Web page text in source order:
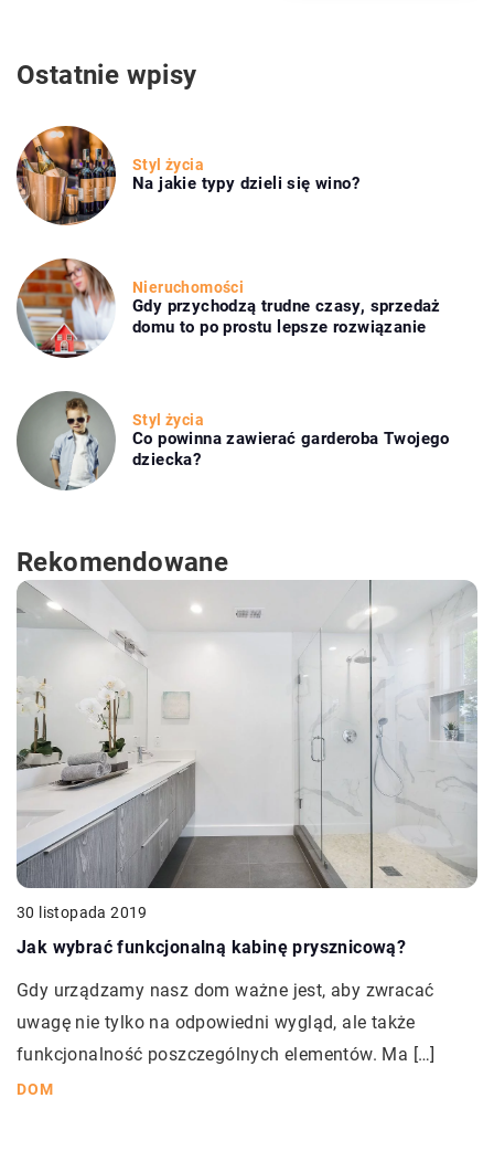
Ostatnie wpisy
Styl życia
Na jakie typy dzieli się wino?
Nieruchomości
Gdy przychodzą trudne czasy, sprzedaż
domu to po prostu lepsze rozwiązanie
Styl życia
Co powinna zawierać garderoba Twojego
dziecka?
Rekomendowane
30 listopada 2019
Jak wybrać funkcjonalną kabinę prysznicową?
Gdy urządzamy nasz dom ważne jest, aby zwracać
uwagę nie tylko na odpowiedni wygląd, ale także
funkcjonalność poszczególnych elementów. Ma […]
DOM